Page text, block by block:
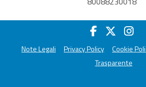
Note Legali Privacy Policy Cookie
Trasparente